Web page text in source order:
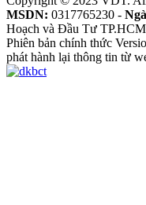
MSDN: 0317765230 -
Hoạch và Đầu Tư TP.HCM
Phiên bản chính thức
phát hành lại thông tin từ